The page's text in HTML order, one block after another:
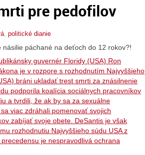
pre pedofilov
politické dianie
páchané na deťoch do 12 rokov?!
guvernér Floridy (USA) Ron
je v rozpore s rozhodnutím Najvyššieho
bráni ukladať trest smrti za znásilnenie
podporila koalícia sociálnych pracovníkov
a tvrdili, že ak by sa za sexuálne
viac zdráhali pomenovať svojich
zabíjať svoje obete. DeSantis je však
rozhodnutiu Najvyššieho súdu USA z
je nespravodlivá ochrana